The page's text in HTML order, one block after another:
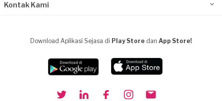
Kontak Kami
Download Aplikasi Sejasa di Play Store dan App Store!